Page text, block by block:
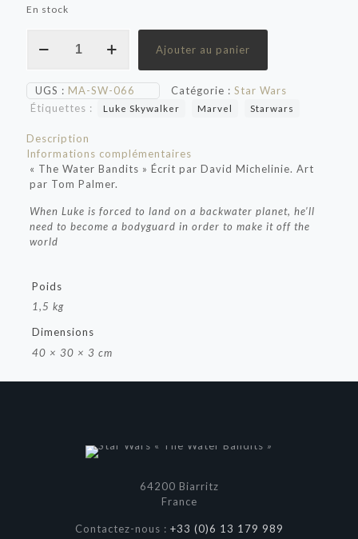
En stock
Wars
"The
Water
Ajouter au panier
UGS : MA-SW-066 Catégorie : Star Wars
Étiquettes :
Luke Skywalker Marvel Starwars
Description
Informations complémentaires
« The Water Bandits » Écrit par David Michelinie. Art
par Tom Palmer.
When Luke is forced to land on a backwater planet, he’ll
need to become a bodyguard in order to make it off the
world
Poids
1,5 kg
Dimensions
40 × 30 × 3 cm
64200 Biarritz
France
Contactez-nous : +33 (0)6 13 179 989